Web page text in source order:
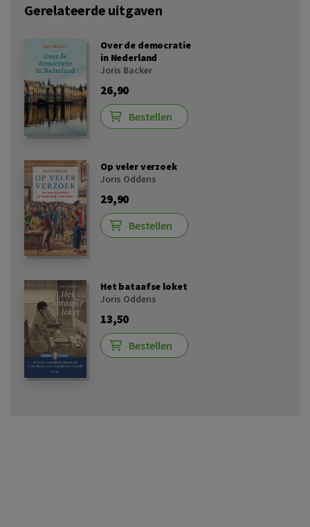
Gerelateerde uitgaven
Over de democratie
in Nederland
Joris Backer
26,90
Bestellen
Op veler verzoek
Joris Oddens
29,90
Bestellen
Het bataafse loket
Joris Oddens
13,50
Bestellen